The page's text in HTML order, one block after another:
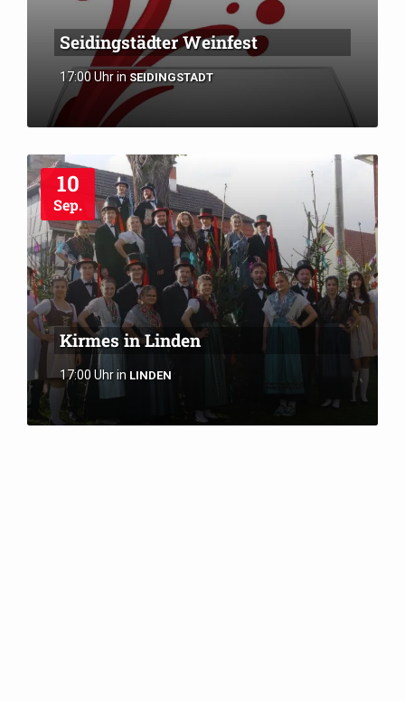
Seidingstädter Weinfest
17:00 Uhrin SEIDINGSTADT
10
Sep.
Kirmes in Linden
17:00 Uhrin LINDEN